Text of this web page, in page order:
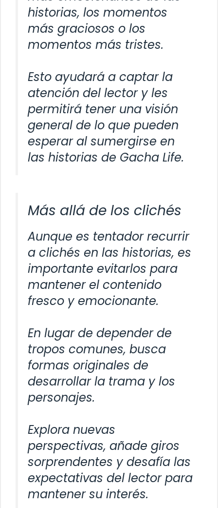
historias, los momentos
más graciosos o los
momentos más tristes.
Esto ayudará a captar la
atención del lector y les
permitirá tener una visión
general de lo que pueden
esperar al sumergirse en
las historias de Gacha Life.
Más allá de los clichés
Aunque es tentador recurrir
a clichés en las historias, es
importante evitarlos para
mantener el contenido
fresco y emocionante.
En lugar de depender de
tropos comunes, busca
formas originales de
desarrollar la trama y los
personajes.
Explora nuevas
perspectivas, añade giros
sorprendentes y desafía las
expectativas del lector para
mantener su interés.